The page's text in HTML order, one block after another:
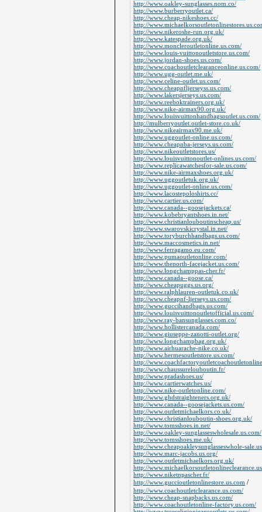
http://www.oakley-sunglasses.nom.co/
http://www.burberryoutlet.ca/
http://www.cheap-nikeshoes.cc/
http://
http://www.nikeroshe-run.org.uk/
http://www.katespade.org.uk/
http://www.moncleroutletonline.us.com/
http://www.louis-vuittonoutletstore.us.com/
http://www.jordan-shoes.us.com/
http://www.coachoutletclearanceonline.us.com/
http://www.ugg-outlet.me.uk/
http://www.celine-outlet.us.com/
http://www.cheapnfljerseyss.us.com/
http://www.lakersjerseys.us.com/
http://www.reeboktrainers.org.uk/
http://www.nike-airmax90.org.uk/
http://www.louisvuittonhandbagsoutlet.us.com/
http://mulberryoutlet.outlet-store.co.uk/
http://www.nikeairmax90.me.uk/
http://www.uggoutlet-online.us.com/
http://www.cheapnba-jerseys.us.com/
http://www.nikeoutletstores.us/
http://www.louisvuittonoutlet-onlines.us.com/
http://www.replicawatchesfor-sale.us.com/
http://www.nike-airmaxshoes.org.uk/
http://www.uggoutletuk.org.uk/
http://www.uggoutlet-online.us.com/
http://www.lacostepoloshirts.cc/
http://www.cartier.us.com/
http://www.canada--goosejackets.ca/
http://www.kobebryantshoes.in.net/
http://www.christianlouboutinscheap.us/
http://www.swarovskicrystal.in.net/
http://www.toryburchhandbags.us.com/
http://www.maccosmetics.in.net/
http://www.ferragamo.eu.com/
http://www.pumaoutletonline.com/
http://www.thenorth-facejacket.us.com/
http://www.longchamppas-cher.fr/
http://www.canada--goose.ca/
http://www.cheapuggs.us.org/
http://www.ralphlauren-outletuk.co.uk/
http://www.cheapnf-ljerseys.us.com/
http://www.guccihandbags.us.com/
http://www.louisvuittonoutletofficial.us.com/
http://www.ray-bansunglasses.com.co/
http://www.hollistercanada.com/
http://www.giuseppe-zanotti-outlet.org/
http://www.longchampbag.org.uk/
http://www.airhuarache-nike.co.uk/
http://www.hermesoutletstore.us.com/
http://
http://www.chaussurelouboutin.fr/
http://www.pradashoes.us/
http://www.cartierwatches.us/
http://www.nike-outletonline.com/
http://www.ghdstraighteners.org.uk/
http://www.canada--goosejackets.us.com/
http://www.outletmichaelkors.co.uk/
http://www.christianlouboutin-shoes.org.uk/
http://www.tomsshoes.in.net/
http://www.oakley-sunglasseswholesale.us.com/
http://www.tomsshoes.me.uk/
http://www.cheapoakleysunglasseswhole-
http://www.marc-jacobs.us.org/
http://www.outletmichaelkors.org.uk/
http://
http://www.niketnpascher.fr/
http://www.guccioutletonlinestore.us.com /
http://www.coachoutletclearance.us.com/
http://www.cheap-snapbacks.us.com/
http://www.coachoutletonline-factory.us.com/